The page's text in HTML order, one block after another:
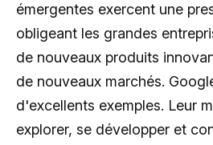
émergentes exercent une
obligeant les grandes
de nouveaux produits
de nouveaux marchés.
d'excellents exemples. Leur
explorer, se développer et